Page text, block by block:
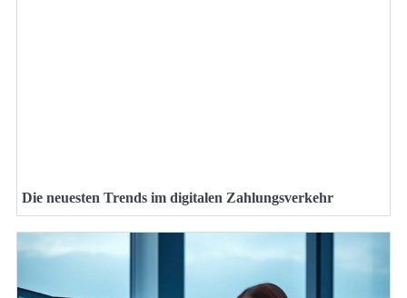
Die neuesten Trends im digitalen Zahlungsverkehr